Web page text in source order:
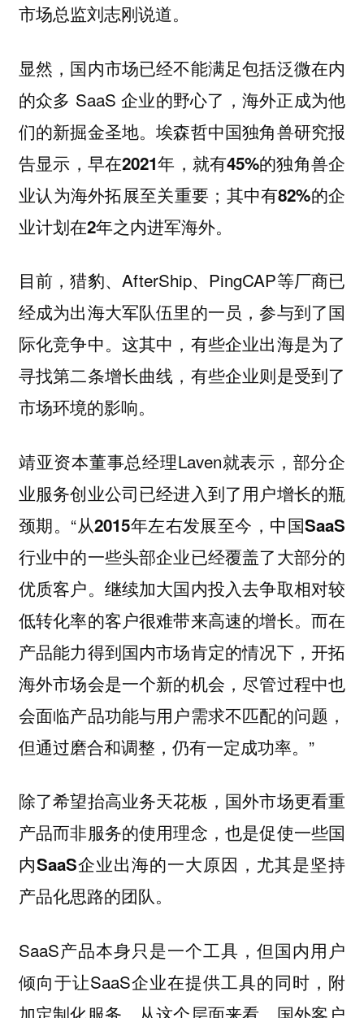
市场总监刘志刚说道。
显然，国内市场已经不能满足包括泛微在内
的众多 SaaS 企业的野心了，海外正成为他
们的新掘金圣地。埃森哲中国独角兽研究报
告显示， 早在2021年，就有45%的独角兽企
业认为海外拓展至关重要；其中有82%的企
业计划在2年之内进军海外。
目前，猎豹、AfterShip、PingCAP等厂商已
经成为出海大军队伍里的一员，参与到了国
际化竞争中。这其中，有些企业出海是为了
寻找第二条增长曲线，有些企业则是受到了
市场环境的影响。
靖亚资本董事总经理Laven就表示，部分企
业服务创业公司已经进入到了用户增长的瓶
颈期。“从2015年左右发展至今，中国SaaS
行业中的一些头部企业已经覆盖了大部分的
优质客户。继续加大国内投入去争取相对较
低转化率的客户很难带来高速的增长。而在
产品能力得到国内市场肯定的情况下，开拓
海外市场会是一个新的机会 ，尽管过程中也
会面临产品功能与用户需求不匹配的问题，
但通过磨合和调整，仍有一定成功率。”
除了希望抬高业务天花板， 国外市场更看重
产品而非服务的使用理念，也是促使一些国
内SaaS企业出海的一大原因，尤其是坚持
产品化思路的团队。
SaaS产品本身只是一个工具，但国内用户
倾向于让SaaS企业在提供工具的同时，附
加定制化服务。从这个层面来看，国外客户